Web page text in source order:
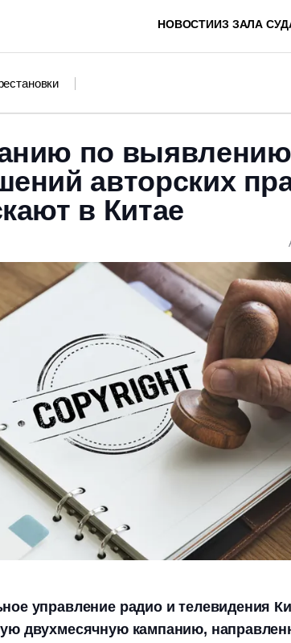
НОВОСТИИЗ ЗАЛА
по выявлению
авторских
в Китае
управление радио и телевидения
двухмесячную кампанию,